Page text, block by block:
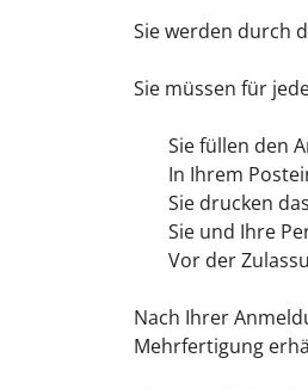
Sie werden durch
Sie müssen für
Sie füllen den
In Ihrem
Sie drucken
Sie und Ihre
Vor der
Nach Ihrer
Mehrfertigung